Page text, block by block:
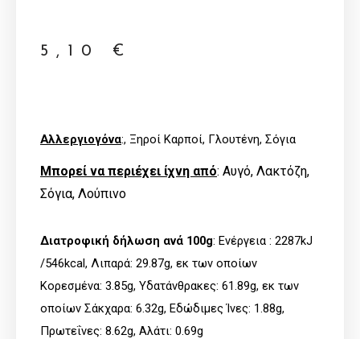
5,10 €
Αλλεργιογόνα:, Ξηροί Καρποί, Γλουτένη, Σόγια
Μπορεί να περιέχει ίχνη από: Αυγό, Λακτόζη,
Σόγια, Λούπινο
Διατροφική δήλωση ανά 100g: Ενέργεια : 2287kJ
/546kcal, Λιπαρά: 29.87g, εκ των οποίων
Kορεσμένα: 3.85g, Υδατάνθρακες: 61.89g, εκ των
οποίων Σάκχαρα: 6.32g, Εδώδιμες Ίνες: 1.88g,
Πρωτεΐνες: 8.62g, Αλάτι: 0.69g